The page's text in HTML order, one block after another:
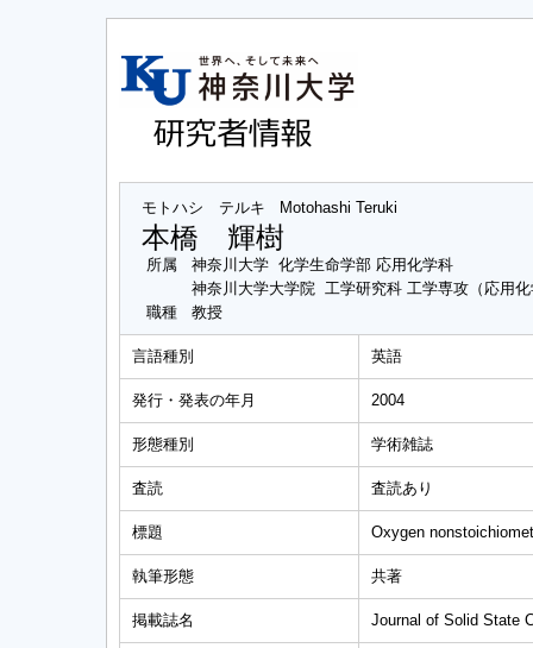
モトハシ テルキ Motohashi Teruki
本橋 輝樹
所属
神奈川大学 化学生命学部 応用化学科
神奈川大学大学院 工学研究科 工学専攻（応用
職種
教授
言語種別 英語
発行・発表の年月 2004
形態種別 学術雑誌
査読 査読あり
標題 Oxygen
執筆形態 共著
掲載誌名 Journal of Solid State